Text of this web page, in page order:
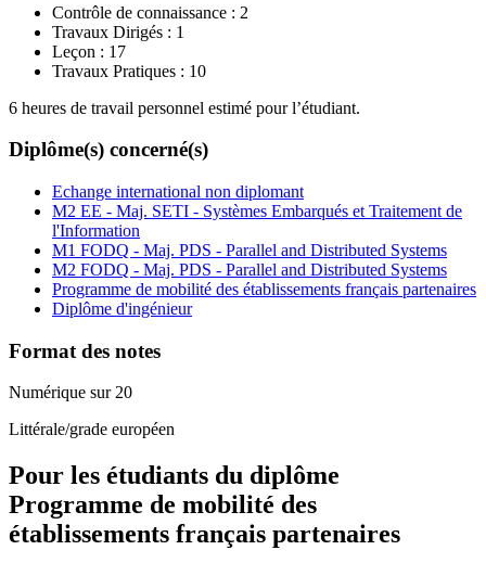
Contrôle de connaissance : 2
Travaux Dirigés : 1
Leçon : 17
Travaux Pratiques : 10
6 heures de travail personnel estimé pour l’étudiant.
Diplôme(s) concerné(s)
Echange international non diplomant
M2 EE - Maj. SETI - Systèmes Embarqués et Traitement de
l'Information
M1 FODQ - Maj. PDS - Parallel and Distributed Systems
M2 FODQ - Maj. PDS - Parallel and Distributed Systems
Programme de mobilité des établissements français partenaires
Diplôme d'ingénieur
Format des notes
Numérique sur 20
Littérale/grade européen
Pour les étudiants du diplôme
Programme de mobilité des
établissements français partenaires